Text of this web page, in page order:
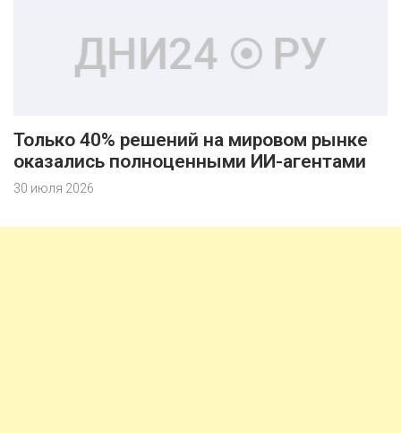
Только 40% решений на мировом рынке
оказались полноценными ИИ-агентами
30 июля 2026